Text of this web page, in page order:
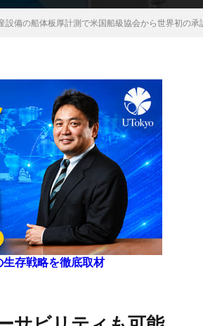
備の船体板厚計測で米国船級協会から世界初の承
存戦略を徹底取材